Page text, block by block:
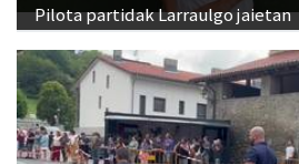
Pilota partidak Larraulgo jaietan